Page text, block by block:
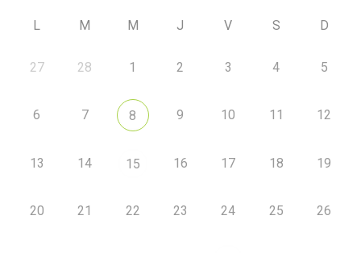
L M M J V S D
27 28 1 2 3 4 5
6 7 8 9 10 11 12
13 14 15 16 17 18 19
20 21 22 23 24 25 26